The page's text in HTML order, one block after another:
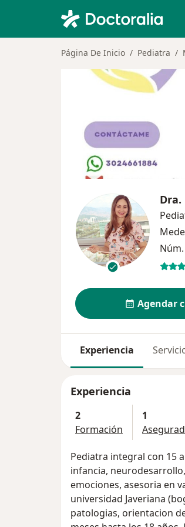
Página De Inicio Pediatra
Dra.
Agendar
Experiencia
Experiencia
2
Formación
1
Pediatra integral con 15
infancia,
emociones, asesoria en
universidad Javeriana
patologias, orientacion